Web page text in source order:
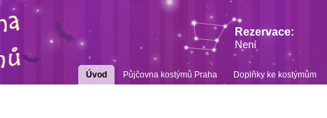
Rezervace:
Není
Úvod Půjčovna kostýmů Praha Doplňky ke kostýmům